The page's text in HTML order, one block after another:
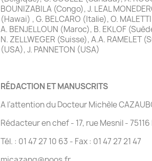
BOUNIZABILA (Congo), J. LEAL
(Hawai) , G. BELCARO (Italie), O.
A. BENJELLOUN (Maroc), B. EKLOF
N. ZELLWEGER (Suisse), A.A. RAMELET
(USA), J. PANNETON (USA)
RÉDACTION ET MANUSCRITS
A l’attention du Docteur Michèle
Rédacteur en chef - 17, rue Mesnil -
Tél. : 01 47 27 10 63 - Fax : 01 47 27 21 47